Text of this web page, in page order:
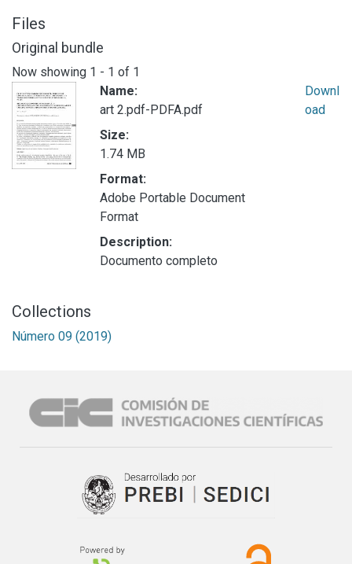
Files
Original bundle
Now showing 1 - 1 of 1
Name:
art 2.pdf-PDFA.pdf
Size:
1.74 MB
Format:
Adobe Portable Document
Format
Description:
Documento completo
Downl
oad
Collections
Número 09 (2019)